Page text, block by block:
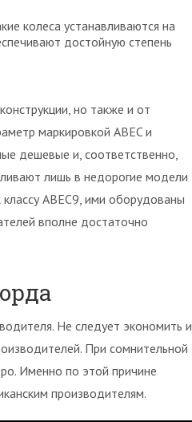
колеса устанавливаются на
достойную степень
но также и от
маркировкой ABEC и
дешевые и, соответственно,
лишь в недорогие модели
ABEC9, ими оборудованы
вполне достаточно
Не следует экономить и
При сомнительной
Именно по этой причине
производителям.